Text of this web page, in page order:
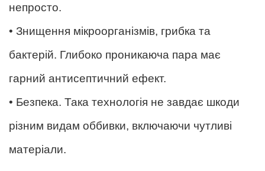
непросто.
• Знищення мікроорганізмів, грибка та
бактерій. Глибоко проникаюча пара має
гарний антисептичний ефект.
• Безпека. Така технологія не завдає шкоди
різним видам оббивки, включаючи чутливі
матеріали.